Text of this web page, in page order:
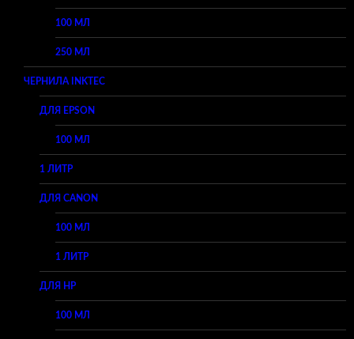
100 МЛ
250 МЛ
ЧЕРНИЛА INKTEC
ДЛЯ EPSON
100 МЛ
1 ЛИТР
ДЛЯ CANON
100 МЛ
1 ЛИТР
ДЛЯ HP
100 МЛ